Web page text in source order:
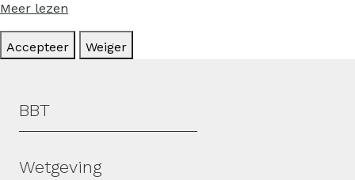
Meer lezen
Accepteer Weiger
Hoofdmenu
BBT
Wetgeving